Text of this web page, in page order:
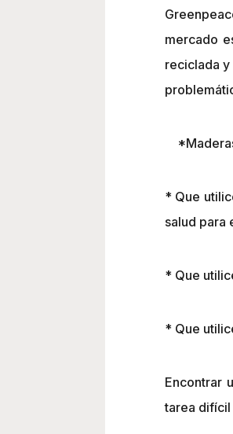
mercado
reciclada
* Que
salud para
* Que
* Que
Encontrar
tarea difícil